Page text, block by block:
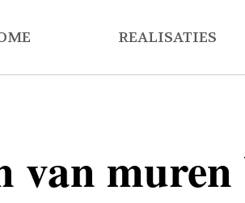
REALISATIES
van